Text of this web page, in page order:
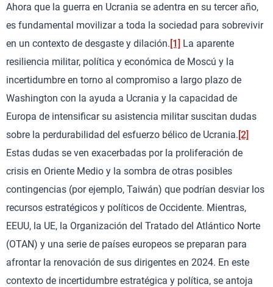
Ahora que la guerra en Ucrania se adentra en su tercer año,
es fundamental movilizar a toda la sociedad para sobrevivir
en un contexto de desgaste y dilación. [1] La aparente
resiliencia militar, política y económica de Moscú y la
incertidumbre en torno al compromiso a largo plazo de
Washington con la ayuda a Ucrania y la capacidad de
Europa de intensificar su asistencia militar suscitan dudas
sobre la perdurabilidad del esfuerzo bélico de Ucrania. [2]
Estas dudas se ven exacerbadas por la proliferación de
crisis en Oriente Medio y la sombra de otras posibles
contingencias (por ejemplo, Taiwán) que podrían desviar los
recursos estratégicos y políticos de Occidente. Mientras,
EEUU, la UE, la Organización del Tratado del Atlántico Norte
(OTAN) y una serie de países europeos se preparan para
afrontar la renovación de sus dirigentes en 2024. En este
contexto de incertidumbre estratégica y política, se antoja